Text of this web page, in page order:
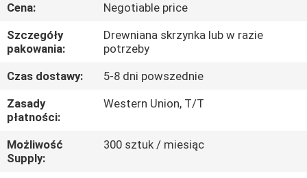
KONTROLA
JAKOŚCI
SKONTAKTUJ
SIĘ
Z
NAMI
Cena:
Negotiable price
Szczegóły
pakowania:
Drewniana skrzynka lub w razie
potrzeby
Czas dostawy:
5-8 dni powszednie
Zasady
płatności:
Western Union, T/T
Możliwość
Supply:
300 sztuk / miesiąc